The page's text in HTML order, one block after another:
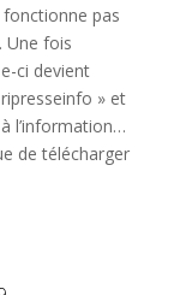
pas
Une fois
ci devient
» et
l’information…
de télécharger